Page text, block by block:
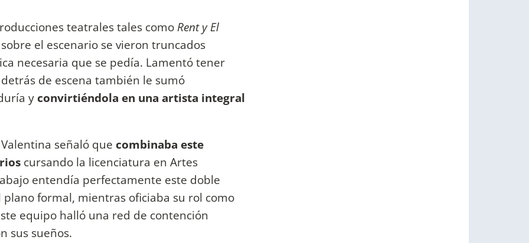
teatrales tales como Rent y El
el escenario se vieron truncados
necesaria que se pedía. Lamentó tener
de escena también le sumó
y convirtiéndola en una artista integral
señaló que combinaba este
cursando la licenciatura en Artes
entendía perfectamente este doble
formal, mientras oficiaba su rol como
equipo halló una red de contención
sus sueños.